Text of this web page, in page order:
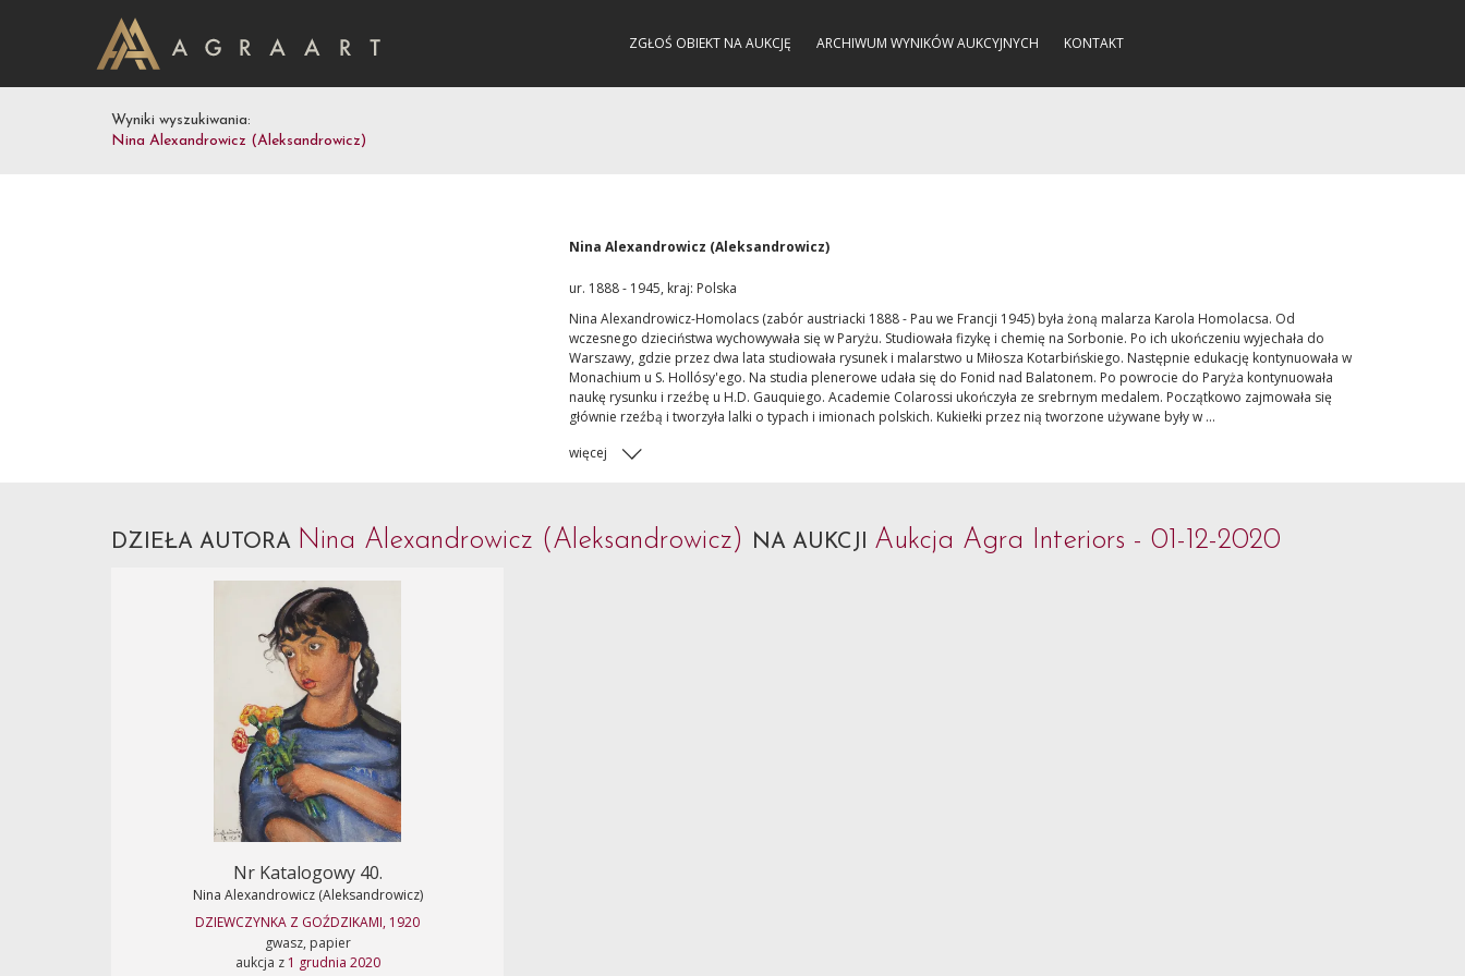
ZGŁOŚ OBIEKT NA AUKCJĘ ARCHIWUM WYNIKÓW AUKCYJNYCH KONTAKT
Wyniki wyszukiwania:
Nina Alexandrowicz (Aleksandrowicz)
Nina Alexandrowicz (Aleksandrowicz)
ur. 1888 - 1945, kraj: Polska
Nina Alexandrowicz-Homolacs (zabór austriacki 1888 - Pau we Francji 1945) była żoną malarza Karola Homolacsa. Od
wczesnego dzieciństwa wychowywała się w Paryżu. Studiowała fizykę i chemię na Sorbonie. Po ich ukończeniu wyjechała do
Warszawy, gdzie przez dwa lata studiowała rysunek i malarstwo u Miłosza Kotarbińskiego. Następnie edukację kontynuowała w
Monachium u S. Hollósy'ego. Na studia plenerowe udała się do Fonid nad Balatonem. Po powrocie do Paryża kontynuowała
naukę rysunku i rzeźbę u H.D. Gauquiego. Academie Colarossi ukończyła ze srebrnym medalem. Początkowo zajmowała się
głównie rzeźbą i tworzyła lalki o typach i imionach polskich. Kukiełki przez nią tworzone używane były w ...
więcej
DZIEŁA AUTORA Nina Alexandrowicz (Aleksandrowicz) NA AUKCJI Aukcja Agra Interiors - 01-12-2020
Nr Katalogowy 40.
Nina Alexandrowicz (Aleksandrowicz)
DZIEWCZYNKA Z GOŹDZIKAMI, 1920
gwasz, papier
aukcja z 1 grudnia 2020